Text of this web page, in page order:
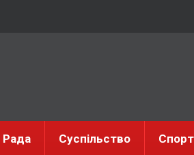
Рада Суспільство Спорт